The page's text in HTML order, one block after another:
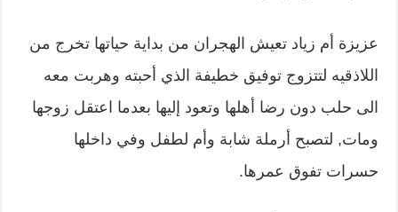
عزيزة أم زياد تعيش الهجران من بداية حياتها تخرج من
اللاذقيه لتتزوج توفيق خطيفة الذي أحبته وهربت معه
الى حلب دون رضا أهلها وتعود إليها بعدما اعتقل زوجها
ومات, لتصبح أرملة شابة وأم لطفل وفي داخلها
حسرات تفوق عمرها.